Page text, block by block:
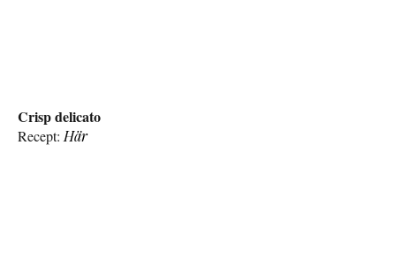
Crisp delicato
Recept: Här